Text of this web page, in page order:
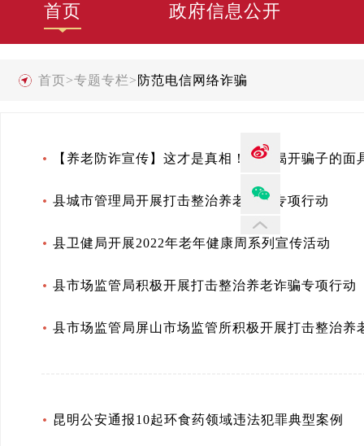
首页 政府信息公开
首页>专题专栏> 防范电信网络诈骗
【养老防诈宣传】这才是真相！一起揭开骗子的面
县城市管理局开展打击整治养老诈骗专项行动
县卫健局开展2022年老年健康周系列宣传活动
县市场监管局积极开展打击整治养老诈骗专项行动
县市场监管局屏山市场监管所积极开展打击整治养
昆明公安通报10起环食药领域违法犯罪典型案例